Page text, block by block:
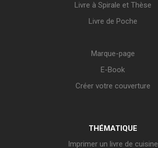
Livre à Spirale et Thèse
Livre de Poche
Marque-page
E-Book
Créer votre couverture
THÉMATIQUE
Imprimer un livre de cuisine